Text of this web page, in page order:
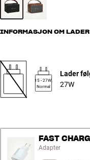
Kundeservice
Logg inn
INFORMASJON OM LADER
15 - 27W,
Normal
Lader
27W
FAST
Adapter